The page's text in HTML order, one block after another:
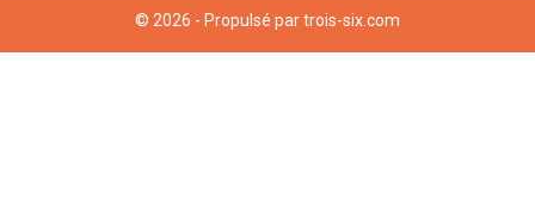
© 2026 - Propulsé partrois-six.com